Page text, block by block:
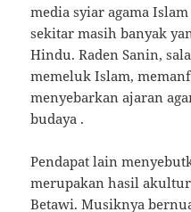
media syiar agama Islam
sekitar masih banyak
Hindu. Raden Sanin,
memeluk Islam,
menyebarkan ajaran
budaya .
Pendapat lain
merupakan hasil
Betawi. Musiknya